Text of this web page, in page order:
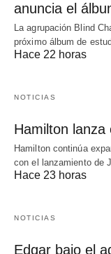
anuncia el
La agrupación Blind
próximo álbum de
Hace 22 horas
NOTICIAS
Hamilton lanza
Hamilton continúa
con el lanzamiento de
Hace 23 horas
NOTICIAS
Edgar bajo el